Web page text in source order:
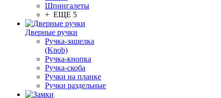
Шпингалеты
+ ЕЩЕ 5
Дверные ручки
Ручка-защелка
(Knob)
Ручка-кнопка
Ручка-скоба
Ручки на планке
Ручки раздельные